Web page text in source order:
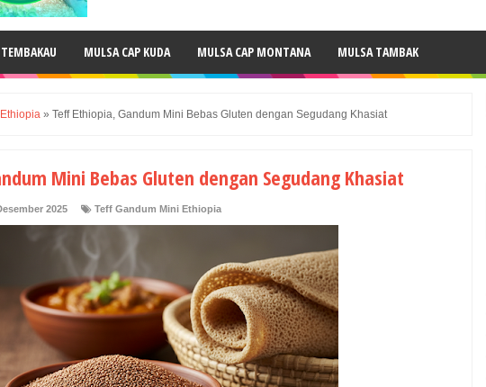
MULSA CAP KUDA MULSA CAP MONTANA MULSA TAMBAK
» Teff Ethiopia, Gandum Mini Bebas Gluten dengan Segudang Khasiat
Mini Bebas Gluten dengan Segudang Khasiat
2025 Teff Gandum Mini Ethiopia